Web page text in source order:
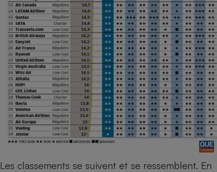
Les classements se suivent et se ressemblent. En
Complément
alimentaire
bouteille
Assurance emprunteur
Banque
Petit électroménager -
Téléviseur
Matelas
Mutuelle
Antimoustique